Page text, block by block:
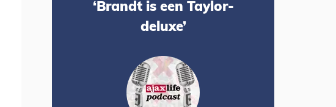
‘Brandt is een Taylor-
deluxe’